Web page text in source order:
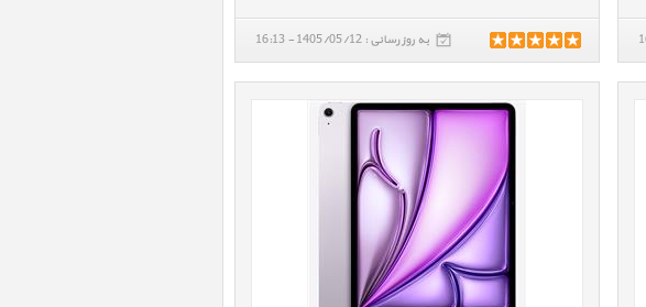
به روز رسانی : 1405/05/12 - 16:13